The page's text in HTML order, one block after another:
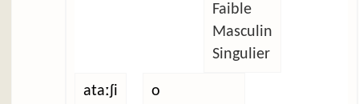
Faible
Masculin
Singulier
ataːʃi
o